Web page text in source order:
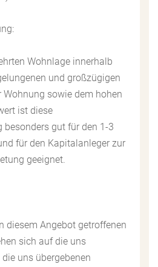
Wohnlage innerhalb
und großzügigen
sowie dem hohen
ist diese
besonders gut für den 1-3
für den Kapitalanleger zur
geeignet.
diesem Angebot getroffenen
sich auf die uns
uns übergebenen